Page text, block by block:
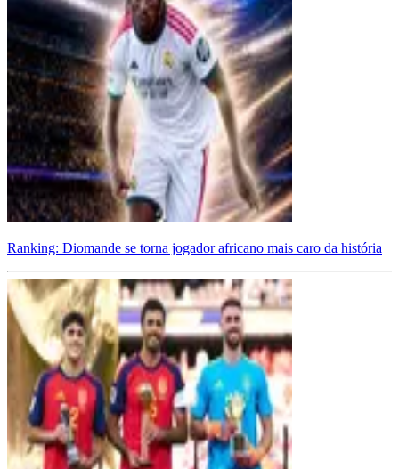
Ranking: Diomande se torna jogador africano mais caro da história